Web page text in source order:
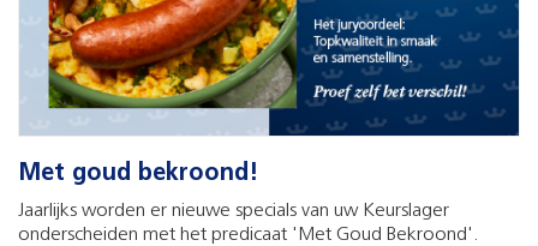
Met goud bekroond!
Jaarlijks worden er nieuwe specials van uw Keurslager
onderscheiden met het predicaat 'Met Goud Bekroond'.